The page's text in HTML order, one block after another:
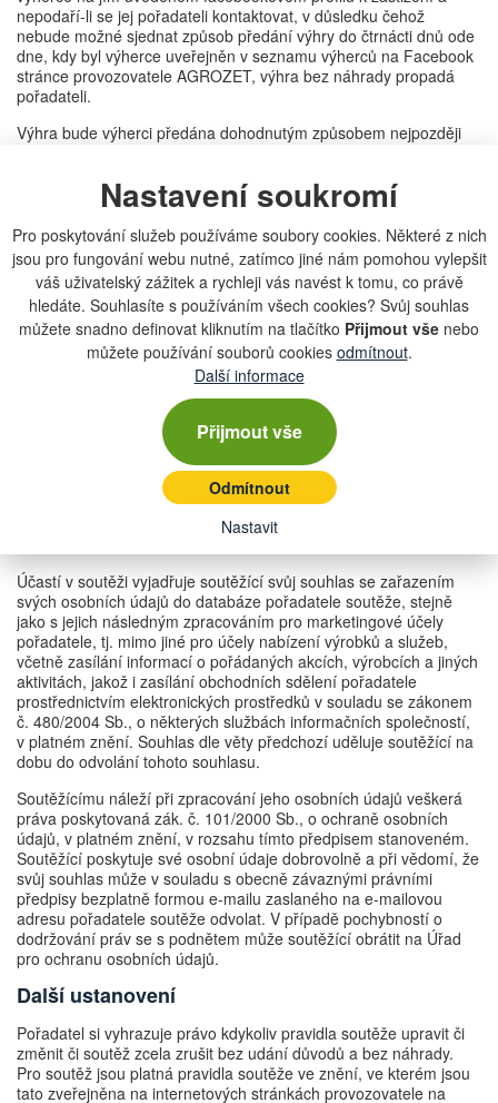
Nastavení soukromí
Pro poskytování služeb používáme soubory cookies. Některé z nich
jsou pro fungování webu nutné, zatímco jiné nám pomohou vylepšit
váš uživatelský zážitek a rychleji vás navést k tomu, co právě
hledáte. Souhlasíte s používáním všech cookies? Svůj souhlas
můžete snadno definovat kliknutím na tlačítko Přijmout vše nebo
můžete používání souborů cookies odmítnout.
Další informace
Přijmout vše
Odmítnout
Nastavit
nepodaří-li se jej pořadateli kontaktovat, v důsledku čehož
nebude možné sjednat způsob předání výhry do čtrnácti dnů ode
dne, kdy byl výherce uveřejněn v seznamu výherců na Facebook
stránce provozovatele AGROZET, výhra bez náhrady propadá
pořadateli.
Výhra bude výherci předána dohodnutým způsobem nejpozději
výhru nepodaří na adresu k tomuto účelu výhercem poskytnutou
doručit, stane-li se výhra z jiného důvodu nedoručitelnou či
odmítne-li výherce výhru ve lhůtě uvedené ve větě předchozí
převzít, propadá tato výhra bez náhrady pořadateli.
Zpracování osobních údajů
Účastí v soutěži soutěžící vyjadřuje svůj souhlas se správou,
zpracováním a uchováním svých osobních údajů (dále jen
„osobní údaje“) pro účely soutěže v rozsahu a způsobem
stanoveným zákonem č. 101/2000 Sb., o ochraně osobních
údajů, v platném znění.Pro případ, že se soutěžící stane
výhercem soutěže, souhlasí s uveřejněním svého jména a
příjmení v seznamu výherců na internetových stránkách
provozovatele na Facebookové adrese AGROZET.
Účastí v soutěži vyjadřuje soutěžící souhlas se zveřejněním svého
příspěvku s uvedením svého jména a příjmení, na Facebook
Účastí v soutěži vyjadřuje soutěžící svůj souhlas se zařazením
svých osobních údajů do databáze pořadatele soutěže, stejně
jako s jejich následným zpracováním pro marketingové účely
pořadatele, tj. mimo jiné pro účely nabízení výrobků a služeb,
včetně zasílání informací o pořádaných akcích, výrobcích a jiných
aktivitách, jakož i zasílání obchodních sdělení pořadatele
prostřednictvím elektronických prostředků v souladu se zákonem
č. 480/2004 Sb., o některých službách informačních společností,
v platném znění. Souhlas dle věty předchozí uděluje soutěžící na
dobu do odvolání tohoto souhlasu.
Soutěžícímu náleží při zpracování jeho osobních údajů veškerá
práva poskytovaná zák. č. 101/2000 Sb., o ochraně osobních
údajů, v platném znění, v rozsahu tímto předpisem stanoveném.
Soutěžící poskytuje své osobní údaje dobrovolně a při vědomí, že
svůj souhlas může v souladu s obecně závaznými právními
předpisy bezplatně formou e-mailu zaslaného na e-mailovou
adresu pořadatele soutěže odvolat. V případě pochybností o
dodržování práv se s podnětem může soutěžící obrátit na Úřad
pro ochranu osobních údajů.
Další ustanovení
Pořadatel si vyhrazuje právo kdykoliv pravidla soutěže upravit či
změnit či soutěž zcela zrušit bez udání důvodů a bez náhrady.
Pro soutěž jsou platná pravidla soutěže ve znění, ve kterém jsou
tato zveřejněna na internetových stránkách provozovatele na